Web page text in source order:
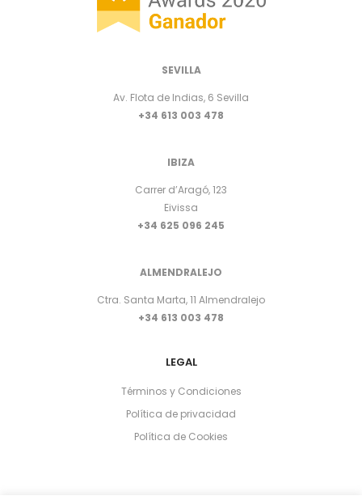
SEVILLA
Av. Flota de Indias, 6 Sevilla
+34 613 003 478
IBIZA
Carrer d’Aragó, 123
Eivissa
+34 625 096 245
ALMENDRALEJO
Ctra. Santa Marta, 11 Almendralejo
+34 613 003 478
LEGAL
Términos y Condiciones
Política de privacidad
Política de Cookies